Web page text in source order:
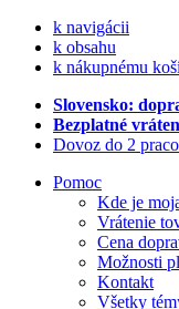
k navigácii
k obsahu
k nákupnému
Slovensko:
Bezplatné
Dovoz do 2
Pomoc
Kde je
Vrátenie
Cena
Možnosti
Kontakt
Všetky